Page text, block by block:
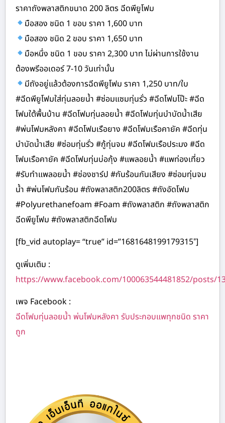
ราคาถังพลาสติกขนาด 200 ลิตร ฉีดพียูโฟม
มือสอง ชนิด 1 ขอบ ราคา 1,600 บาท
มือสอง ชนิด 2 ขอบ ราคา 1,650 บาท
มือหนึ่ง ชนิด 1 ขอบ ราคา 2,300 บาท ไม่ผ่านการใช้งาน
ต้องพรีออเดอร์ 7-10 วันเท่านั้น
มีถังอยู่แล้วต้องการฉีดพียูโฟม ราคา 1,250 บาท/ใบ
#ฉีดพียูโฟมใส่ทุ่นลอยน้ำ #ซ่อมแซมทุ่นรั่ว #ฉีดโฟมโป๊ะ #ฉีด
โฟมใต้พื้นบ้าน #ฉีดโฟมทุ่นลอยน้ำ #ฉีดโฟมทุ่นบำบัดน้ำเสีย
#พ่นโฟมหลังคา #ฉีดโฟมเรือยาง #ฉีดโฟมเรือคายัค #ฉีดทุ่น
บำบัดน้ำเสีย #ซ่อมทุ่นรั่ว #กู้ทุ่นจม #ฉีดโฟมเรือประมง #ฉีด
โฟมเรือคายัค #ฉีดโฟมทุ่นบ่อกุ้ง #แพลอยน้ำ #แพท่องเที่ยว
#รับทำแพลอยน้ำ #ช่องชาร์ป #กันร้อนกันเสียง #ซ่อมทุ่นจม
น้ำ #พ่นโฟมกันร้อน #ถังพลาสติก200ลิตร #ถังอัดโฟม
#Polyurethanefoam #Foam #ถังพลาสติก #ถังพลาสติก
ฉีดพียูโฟม #ถังพลาสติกฉีดโฟม
[fb_vid autoplay= “true” id=”1681648199179315″]
ดูเพิ่มเติม :
https://www.facebook.com/100063544481852/posts/
เพจ Facebook :
ฉีดโฟมทุ่นลอยน้ำ พ่นโฟมหลังคา รับประกอบแพทุกชนิด ราคา
ถูก